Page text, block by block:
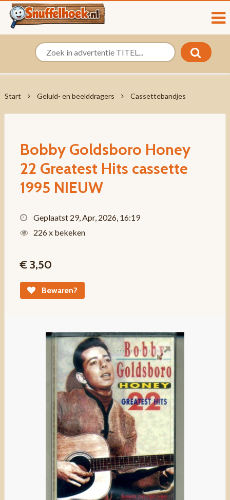
Start Geluid- en beelddragers Cassettebandjes
Bobby Goldsboro Honey
22 Greatest Hits cassette
1995 NIEUW
Geplaatst 29, Apr, 2026, 16:19
226 x bekeken
€ 3,50
Bewaren?